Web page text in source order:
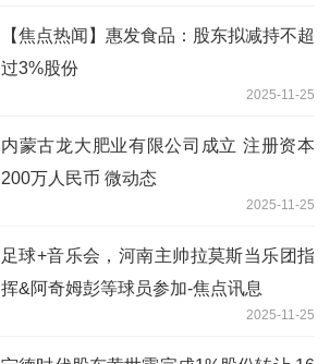
【焦点热闻】惠发食品：股东拟减持不超
过3%股份
2025-11-25
内蒙古龙大肥业有限公司成立 注册资本
200万人民币 微动态
2025-11-25
足球+音乐会，河南主帅拉莫斯当乐团指
挥&阿奇姆彭等球员参加-焦点讯息
2025-11-25